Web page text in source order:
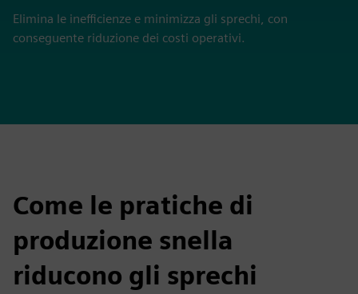
Elimina le inefficienze e minimizza gli sprechi, con
conseguente riduzione dei costi operativi.
Come le pratiche di
produzione snella
riducono gli sprechi